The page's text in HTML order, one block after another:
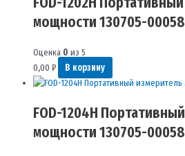
мощности 130705-00058
Оценка 0 из 5
0,00 ₽ В корзину
FOD-1204H
мощности 130705-00058